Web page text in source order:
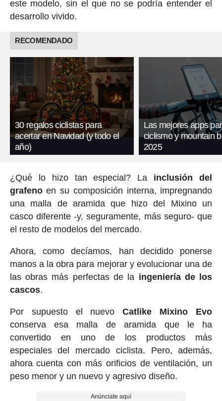
este modelo, sin el que no se podría entender el
desarrollo vivido.
RECOMENDADO
30 regalos ciclistas para
acertar en Navidad (y todo el
año)
Las mejores apps
ciclismo y mountain
2025
¿Qué lo hizo tan especial? La inclusión del
grafenoen su composición interna, impregnando
una malla de aramida que hizo del Mixino un
casco diferente -y, seguramente, más seguro- que
el resto de modelos del mercado.
Ahora, como decíamos, han decidido ponerse
manos a la obra para mejorar y evolucionar una de
las obras más perfectas de la ingeniería de los
cascos.
Por supuesto el nuevoCatlike Mixino Evo
conserva esa malla de aramida que le ha
convertido en uno de los productos más
especiales del mercado ciclista. Pero, además,
ahora cuenta con más orificios de ventilación, un
peso menor y un nuevo y agresivo diseño.
Anúnciate aquí